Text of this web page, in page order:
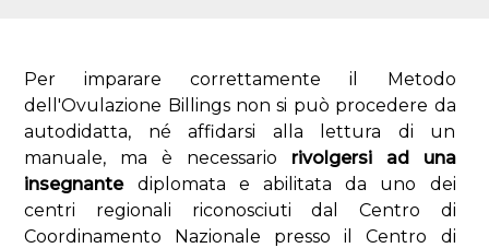
Per imparare correttamente il Metodo
dell'Ovulazione Billings non si può procedere da
autodidatta, né affidarsi alla lettura di un
manuale, ma è necessario rivolgersi ad una
insegnantediplomata e abilitata da uno dei
centri regionali riconosciuti dal Centro di
Coordinamento Nazionale presso il Centro di